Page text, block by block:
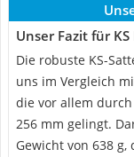
Unser Fazit für KS
Die robuste KS-
uns im Vergleich
die vor allem
256 mm gelingt.
Gewicht von 638